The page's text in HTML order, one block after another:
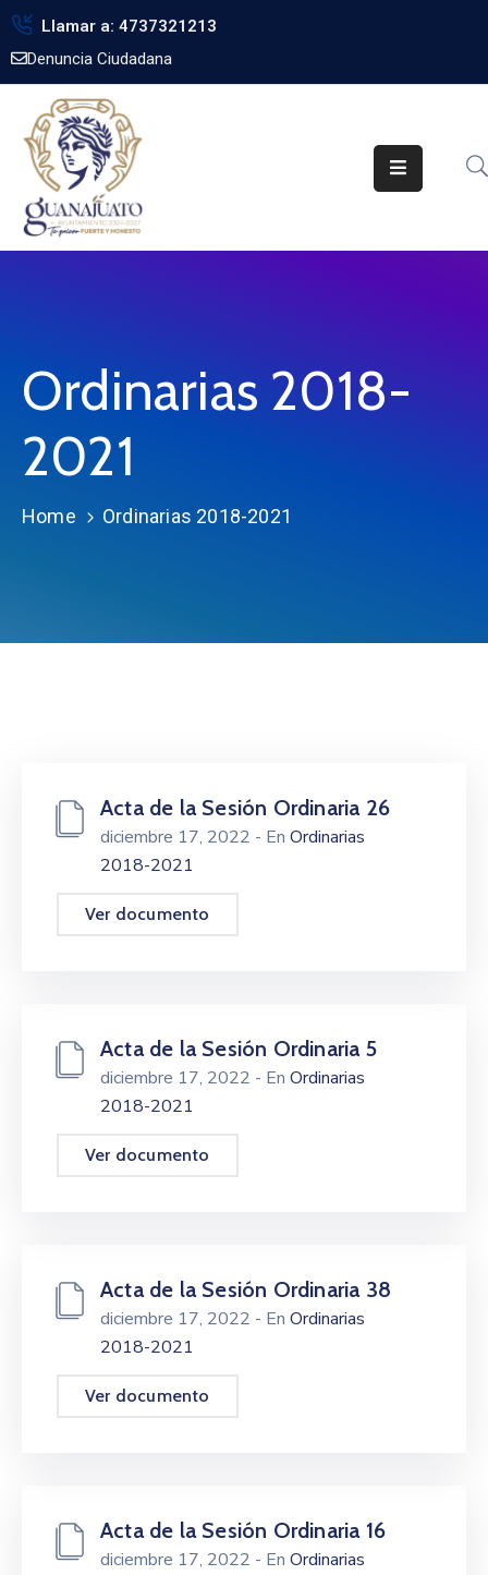
Llamar a: 4737321213
Denuncia Ciudadana
Inicio
Gobierno
Trámites
Noticias
Pública
Biblioteca
Ordinarias 2018-
2021
Home Ordinarias 2018-2021
Acta de la Sesión Ordinaria 26
diciembre 17, 2022 - En Ordinarias
2018-2021
Ver documento
Acta de la Sesión Ordinaria 5
diciembre 17, 2022 - En Ordinarias
2018-2021
Ver documento
Acta de la Sesión Ordinaria 38
diciembre 17, 2022 - En Ordinarias
2018-2021
Ver documento
Acta de la Sesión Ordinaria 16
diciembre 17, 2022 - En Ordinarias